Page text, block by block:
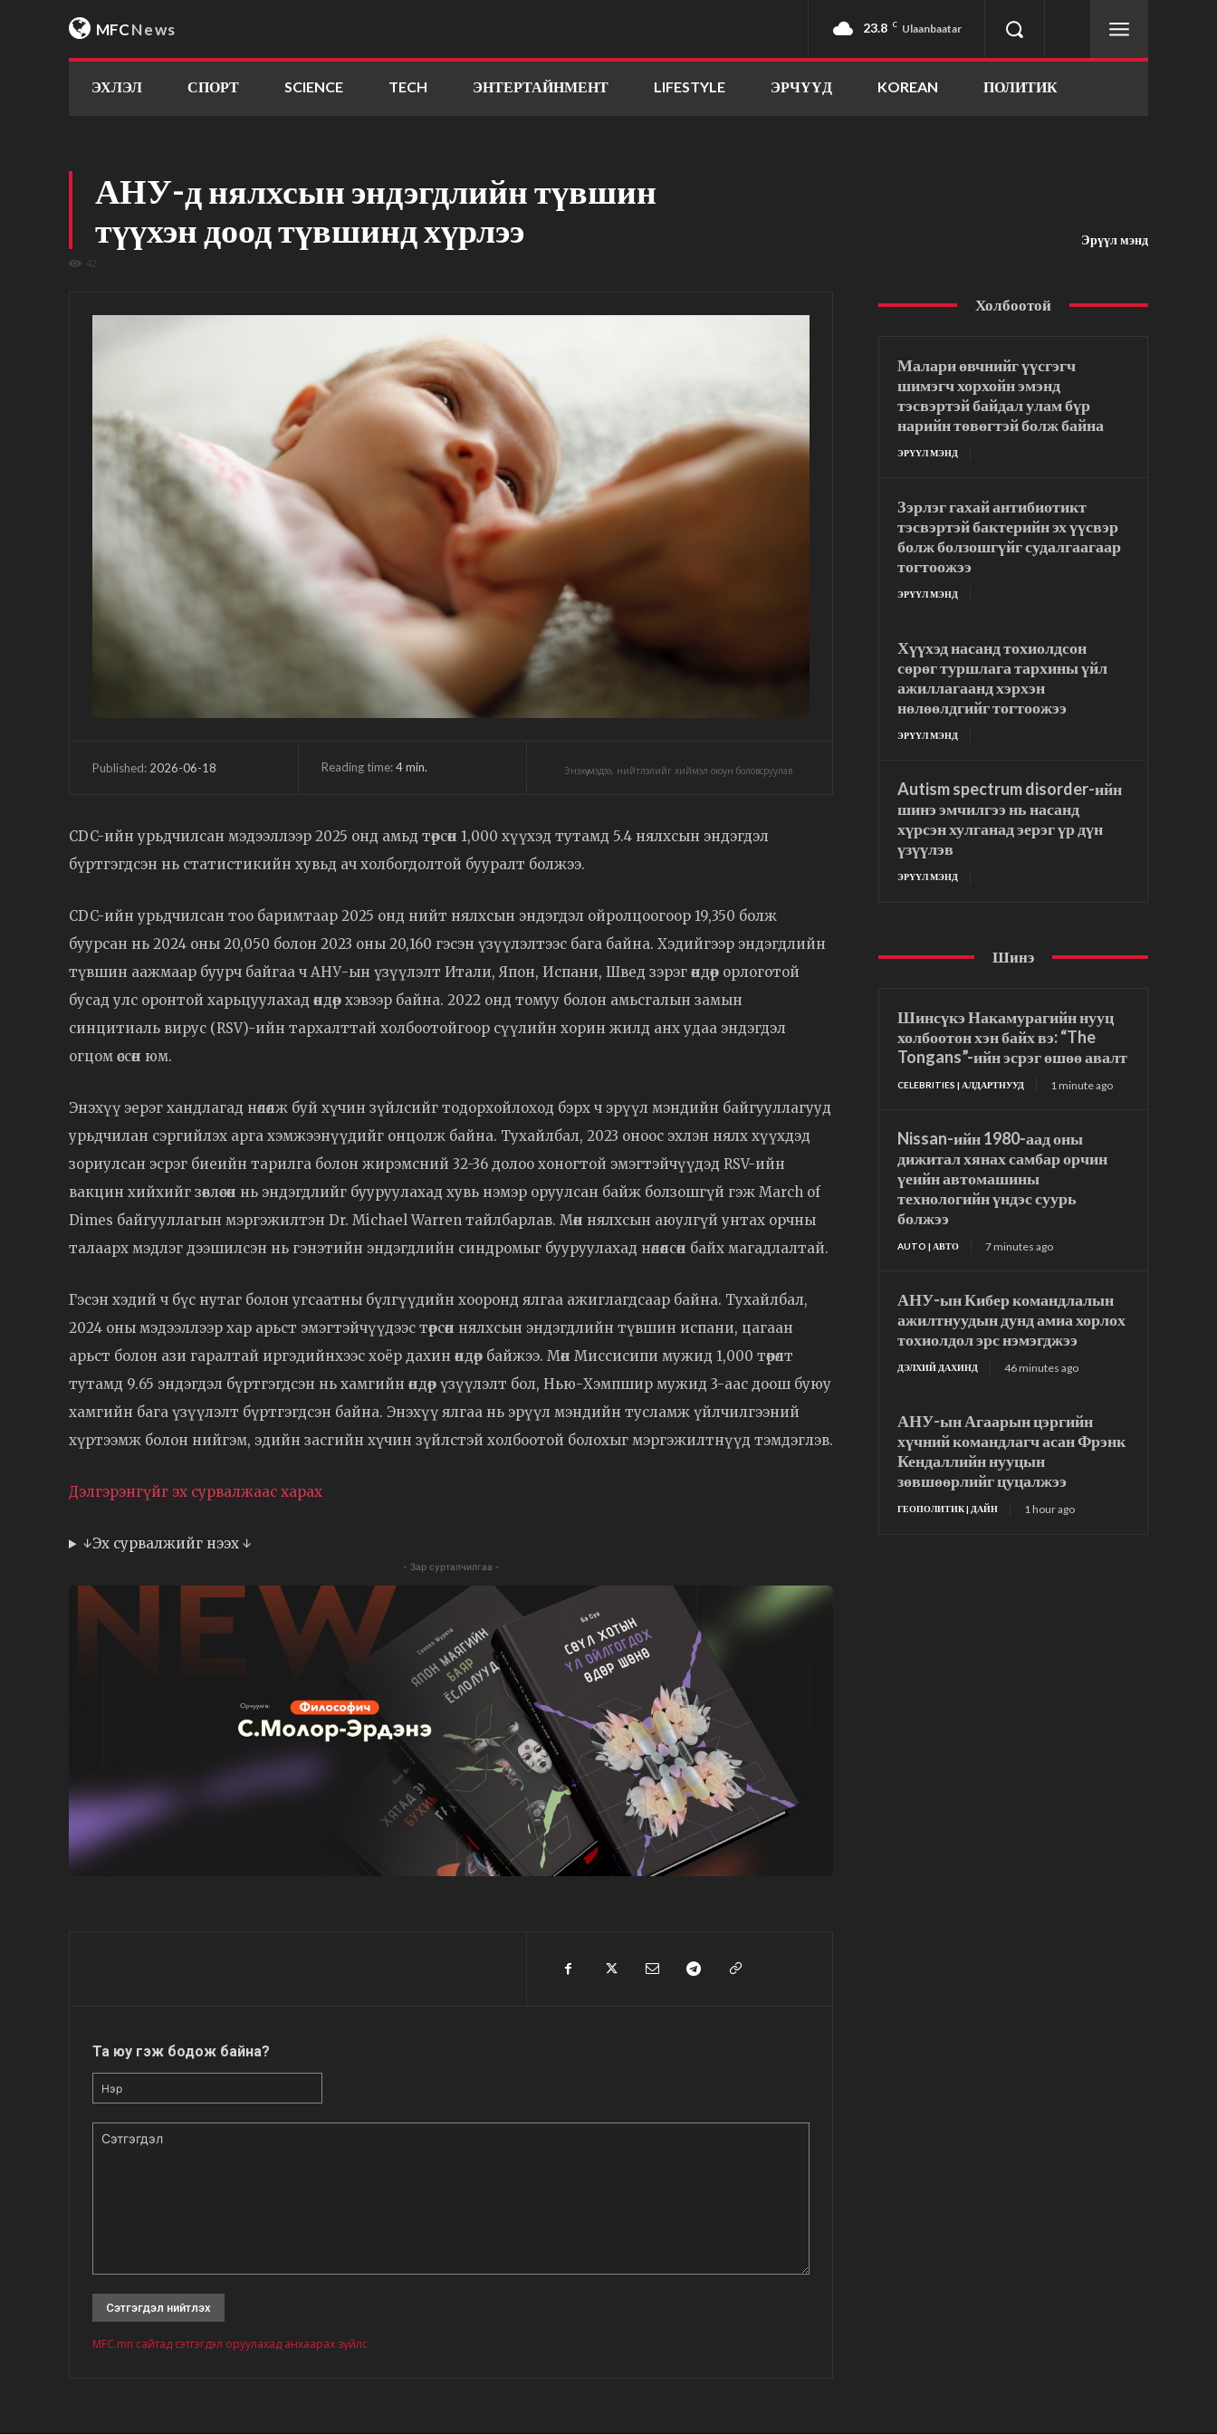
MFCNews 23.8 C Ulaanbaatar
ЭХЛЭЛ СПОРТ SCIENCE TECH ЭНТЕРТАЙНМЕНТ LIFESTYLE ЭРЧҮҮД KOREAN ПОЛИТИК
АНУ-д нялхсын эндэгдлийн түвшин
түүхэн доод түвшинд хүрлээ
42
Эрүүл мэнд
Published: 2026-06-18 Reading time:4min. Энэхүү мэдээ, нийтлэлийг хиймэл оюун боловсруулав.
CDC-ийн урьдчилсан мэдээллээр 2025 онд амьд төрсөн 1,000 хүүхэд тутамд 5.4 нялхсын эндэгдэл
бүртгэгдсэн нь статистикийн хувьд ач холбогдолтой бууралт болжээ.
CDC-ийн урьдчилсан тоо баримтаар 2025 онд нийт нялхсын эндэгдэл ойролцоогоор 19,350 болж
буурсан нь 2024 оны 20,050 болон 2023 оны 20,160 гэсэн үзүүлэлтээс бага байна. Хэдийгээр эндэгдлийн
түвшин аажмаар буурч байгаа ч АНУ-ын үзүүлэлт Итали, Япон, Испани, Швед зэрэг өндөр орлоготой
бусад улс оронтой харьцуулахад өндөр хэвээр байна. 2022 онд томуу болон амьсгалын замын
синцитиаль вирус (RSV)-ийн тархалттай холбоотойгоор сүүлийн хорин жилд анх удаа эндэгдэл
огцом өссөн юм.
Энэхүү эерэг хандлагад нөлөөлж буй хүчин зүйлсийг тодорхойлоход бэрх ч эрүүл мэндийн байгууллагууд
урьдчилан сэргийлэх арга хэмжээнүүдийг онцолж байна. Тухайлбал, 2023 оноос эхлэн нялх хүүхдэд
зориулсан эсрэг биеийн тарилга болон жирэмсний 32-36 долоо хоногтой эмэгтэйчүүдэд RSV-ийн
вакцин хийхийг зөвлөсөн нь эндэгдлийг бууруулахад хувь нэмэр оруулсан байж болзошгүй гэж March of
Dimes байгууллагын мэргэжилтэн Dr. Michael Warren тайлбарлав. Мөн нялхсын аюулгүй унтах орчны
талаарх мэдлэг дээшилсэн нь гэнэтийн эндэгдлийн синдромыг бууруулахад нөлөөлсөн байх магадлалтай.
Гэсэн хэдий ч бүс нутаг болон угсаатны бүлгүүдийн хооронд ялгаа ажиглагдсаар байна. Тухайлбал,
2024 оны мэдээллээр хар арьст эмэгтэйчүүдээс төрсөн нялхсын эндэгдлийн түвшин испани, цагаан
арьст болон ази гаралтай иргэдийнхээс хоёр дахин өндөр байжээ. Мөн Миссисипи мужид 1,000 төрөлт
тутамд 9.65 эндэгдэл бүртгэгдсэн нь хамгийн өндөр үзүүлэлт бол, Нью-Хэмпшир мужид 3-аас доош буюу
хамгийн бага үзүүлэлт бүртгэгдсэн байна. Энэхүү ялгаа нь эрүүл мэндийн тусламж үйлчилгээний
хүртээмж болон нийгэм, эдийн засгийн хүчин зүйлстэй холбоотой болохыг мэргэжилтнүүд тэмдэглэв.
Дэлгэрэнгүйг эх сурвалжаас харах
↓Эх сурвалжийг нээх ↓
- Зар сурталчилгаа -
Та юу гэж бодож байна?
MFC.mn сайтад сэтгэгдэл оруулахад анхаарах зүйлс
Холбоотой
Малари өвчнийг үүсгэгч
шимэгч хорхойн эмэнд
тэсвэртэй байдал улам бүр
нарийн төвөгтэй болж байна
ЭРҮҮЛ МЭНД
Зэрлэг гахай антибиотикт
тэсвэртэй бактерийн эх үүсвэр
болж болзошгүйг судалгаагаар
тогтоожээ
ЭРҮҮЛ МЭНД
Хүүхэд насанд тохиолдсон
сөрөг туршлага тархины үйл
ажиллагаанд хэрхэн
нөлөөлдгийг тогтоожээ
ЭРҮҮЛ МЭНД
Autism spectrum disorder-ийн
шинэ эмчилгээ нь насанд
хүрсэн хулганад эерэг үр дүн
үзүүлэв
ЭРҮҮЛ МЭНД
Шинэ
Шинсүкэ Накамурагийн нууц
холбоотон хэн байх вэ: “The
Tongans”-ийн эсрэг өшөө авалт
CELEBRITIES | АЛДАРТНУУД 1 minute ago
Nissan-ийн 1980-аад оны
дижитал хянах самбар орчин
үеийн автомашины
технологийн үндэс суурь
болжээ
AUTO | АВТО 7 minutes ago
АНУ-ын Кибер командлалын
ажилтнуудын дунд амиа хорлох
тохиолдол эрс нэмэгджээ
ДЭЛХИЙ ДАХИНД 46 minutes ago
АНУ-ын Агаарын цэргийн
хүчний командлагч асан Фрэнк
Кендаллийн нууцын
зөвшөөрлийг цуцалжээ
ГЕОПОЛИТИК | ДАЙН 1 hour ago